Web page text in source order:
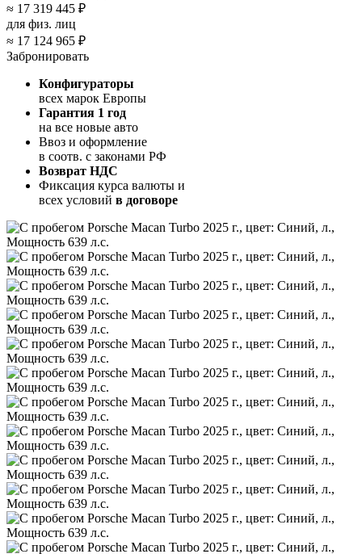
≈ 17 319 445 ₽
для физ. лиц
≈ 17 124 965 ₽
Забронировать
Конфигураторы
всех марок Европы
Гарантия 1 год
на все новые авто
Ввоз и оформление
в соотв. с законами РФ
Возврат НДС
Фиксация курса валюты и
всех условий в договоре